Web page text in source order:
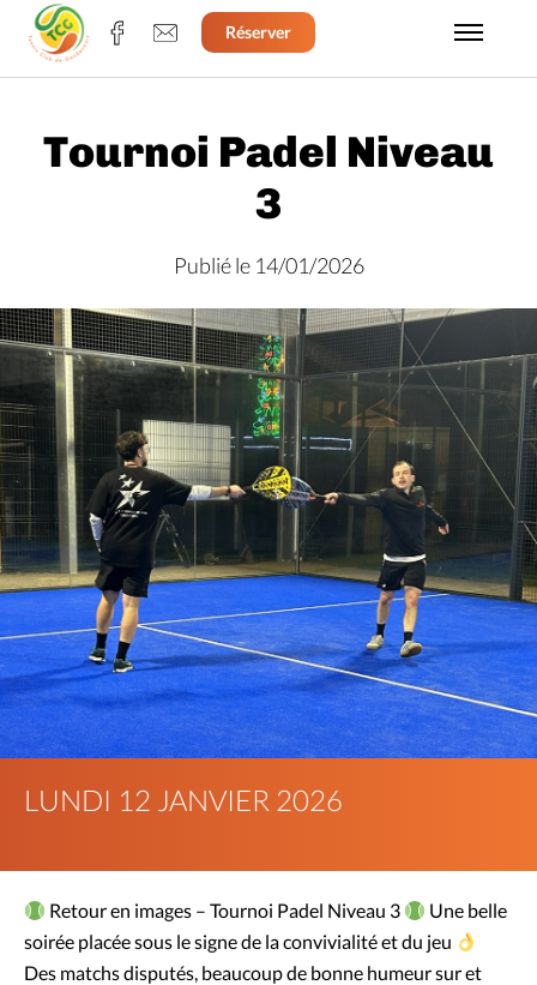
Réserver
Tournoi Padel Niveau
3
Publié le 14/01/2026
LUNDI 12 JANVIER 2026
Retour en images – Tournoi Padel Niveau 3
Une belle
soirée placée sous le signe de la convivialité et du jeu
Des matchs disputés, beaucoup de bonne humeur sur et